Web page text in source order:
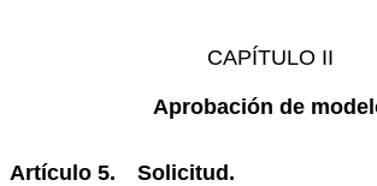
CAPÍTULO II
Aprobación de
Artículo 5. Solicitud.